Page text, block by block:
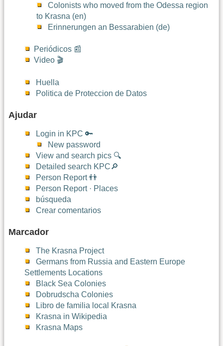
Colonists who moved from the Odessa region
to Krasna (en)
Erinnerungen an Bessarabien (de)
Periódicos 📰
Video 🎬
Huella
Politica de Proteccion de Datos
Ajudar
Login in KPC 🔑
New password
View and search pics 🔍
Detailed search KPC🔎
Person Report 👬
Person Report · Places
búsqueda
Crear comentarios
Marcador
The Krasna Project
Germans from Russia and Eastern Europe
Settlements Locations
Black Sea Colonies
Dobrudscha Colonies
Libro de familia local Krasna
Krasna in Wikipedia
Krasna Maps